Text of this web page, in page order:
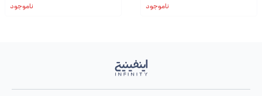
ناموجود
ناموجود